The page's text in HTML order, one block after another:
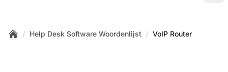
/ Help Desk Software Woordenlijst / VoIP Router